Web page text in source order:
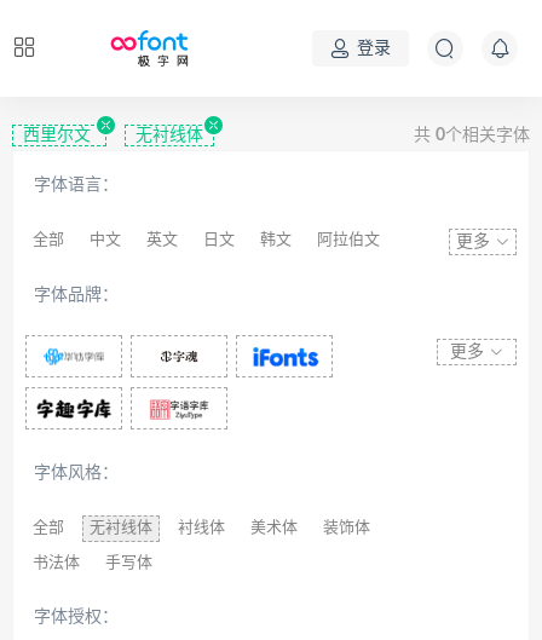
登录
西里尔文 无衬线体 共 0个相关字体
字体语言：
全部 中文 英文 日文 韩文 阿拉伯文
拉丁文 八思巴文
更多
字体品牌：
更多
字体风格：
全部 无衬线体 衬线体 美术体 装饰体
书法体 手写体
字体授权：